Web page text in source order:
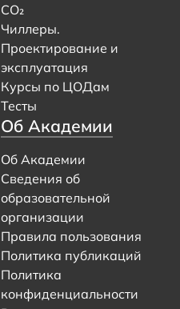
CO₂
Чиллеры.
Проектирование и
эксплуатация
Курсы по ЦОДам
Тесты
Об Академии
Об Академии
Сведения об
образовательной
организации
Правила пользования
Политика публикаций
Политика
конфиденциальности